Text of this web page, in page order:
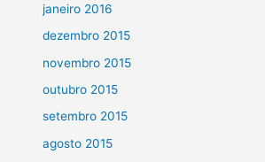
janeiro 2016
dezembro 2015
novembro 2015
outubro 2015
setembro 2015
agosto 2015